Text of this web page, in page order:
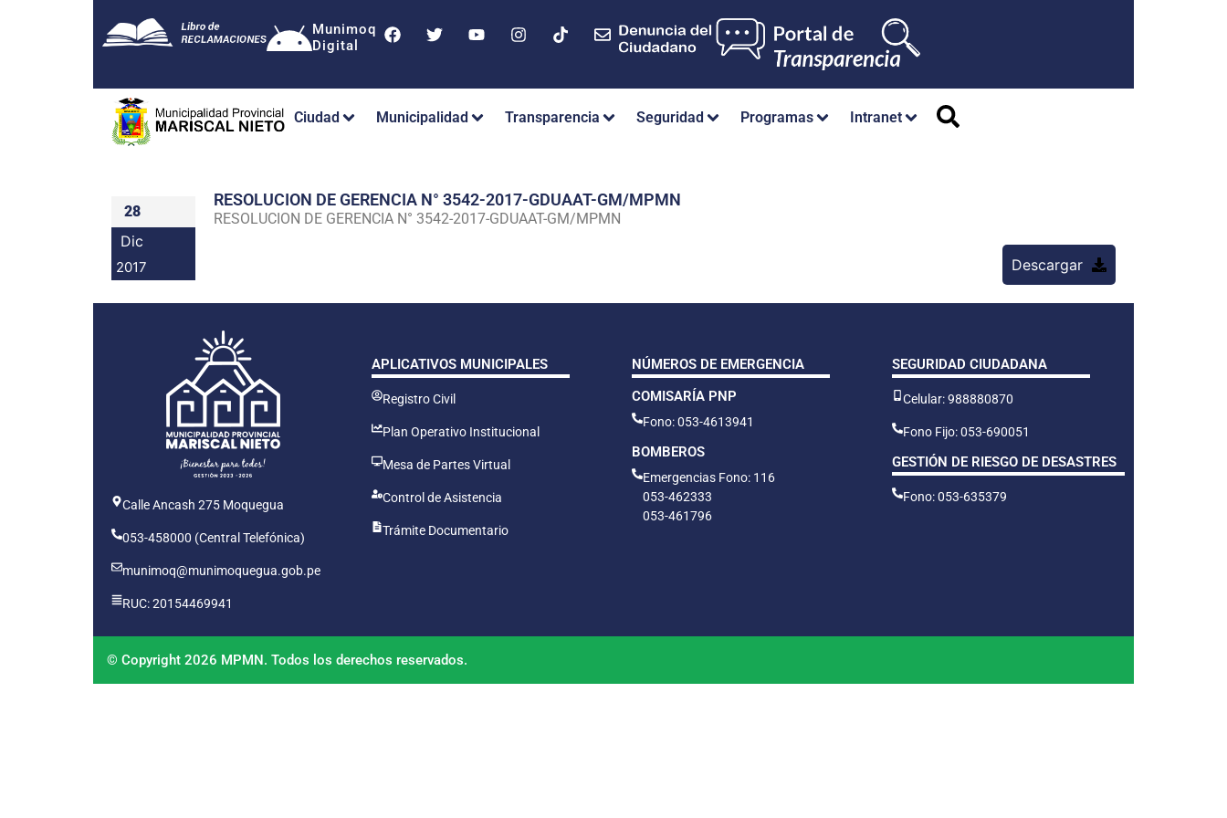
Munimoq
Digital
Ciudad Municipalidad Transparencia Seguridad Programas Intranet
28
Dic
2017
RESOLUCION DE GERENCIA N° 3542-2017-GDUAAT-GM/MPMN
RESOLUCION DE GERENCIA N° 3542-2017-GDUAAT-GM/MPMN
Descargar
Calle Ancash 275 Moquegua
053-458000 (Central Telefónica)
munimoq@munimoquegua.gob.pe
RUC: 20154469941
APLICATIVOS MUNICIPALES
Registro Civil
Plan Operativo Institucional
Mesa de Partes Virtual
Control de Asistencia
Trámite Documentario
NÚMEROS DE EMERGENCIA
COMISARÍA PNP
Fono: 053-4613941
BOMBEROS
Emergencias Fono: 116
053-462333
053-461796
SEGURIDAD CIUDADANA
Celular: 988880870
Fono Fijo: 053-690051
GESTIÓN DE RIESGO DE DESASTRES
Fono: 053-635379
© Copyright 2026 MPMN. Todos los derechos reservados.